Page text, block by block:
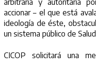
arbitraria y autoritaria
accionar – el que está
ideología de éste,
un sistema público de
CICOP solicitará una